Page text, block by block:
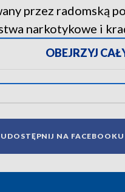
przez radomską
narkotykowe i
OBEJRZYJ
UDOSTĘPNIJ NA FACEBOOKU